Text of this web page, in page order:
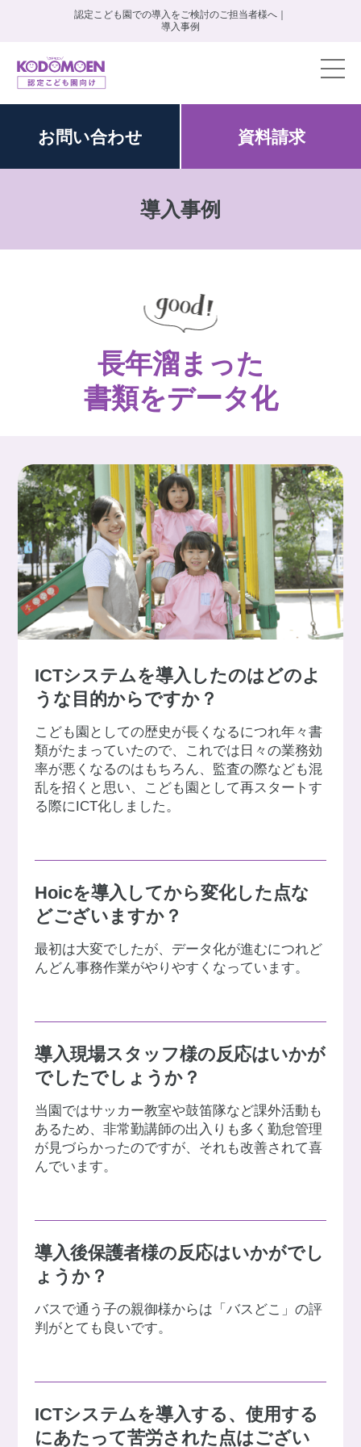
認定こども園での導入をご検討のご担当者様へ｜
導入事例
お問い合わせ 資料請求
導入事例
長年溜まった
書類をデータ化
ICTシステムを導入したのはどのよ
うな目的からですか？
こども園としての歴史が長くなるにつれ年々書
類がたまっていたので、これでは日々の業務効
率が悪くなるのはもちろん、監査の際なども混
乱を招くと思い、こども園として再スタートす
る際にICT化しました。
Hoicを導入してから変化した点な
どございますか？
最初は大変でしたが、データ化が進むにつれど
んどん事務作業がやりやすくなっています。
導入現場スタッフ様の反応はいかが
でしたでしょうか？
当園ではサッカー教室や鼓笛隊など課外活動も
あるため、非常勤講師の出入りも多く勤怠管理
が見づらかったのですが、それも改善されて喜
んでいます。
導入後保護者様の反応はいかがでし
ょうか？
バスで通う子の親御様からは「バスどこ」の評
判がとても良いです。
ICTシステムを導入する、使用する
にあたって苦労された点はござい